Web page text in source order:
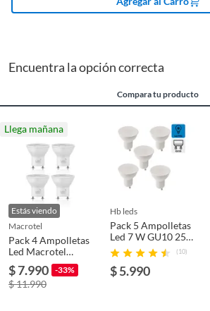
Modelo LB-GU1045F
4
Largo -
Vida útil
Encuentra la opción correcta
Compara tu producto
Llega mañana
Estás viendo
macrotel
Pack 4 Ampolletas
Led Macrotel
GU10 5w 6500K
Luz Fría
$ 7.990 -33%
$ 11.990
hb leds
Pack 5 Ampolletas
Led 7 W GU10 250
lm Luz Fría
(10)
$ 5.990